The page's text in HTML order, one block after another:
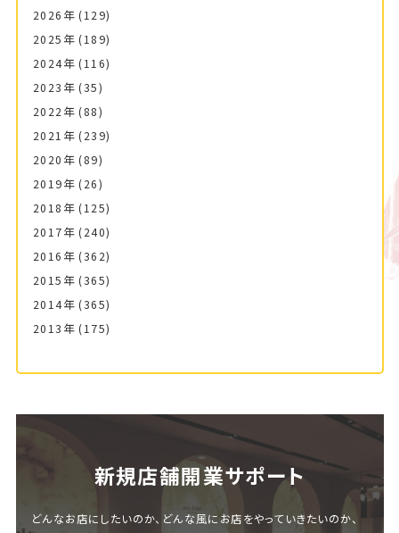
2026年 (129)
2025年 (189)
2024年 (116)
2023年 (35)
2022年 (88)
2021年 (239)
2020年 (89)
2019年 (26)
2018年 (125)
2017年 (240)
2016年 (362)
2015年 (365)
2014年 (365)
2013年 (175)
新規店舗開業サポート
どんなお店にしたいのか、どんな風にお店をやっていきたいのか、